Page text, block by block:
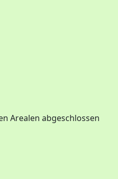
Arealen abgeschlossen